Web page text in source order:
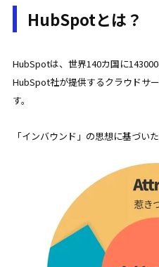
HubSpotとは？
HubSpotは、世界140カ国に
HubSpot社が提供するクラウドサ
す。
「インバウンド」の思想に基づい